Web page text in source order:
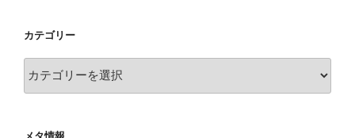
カテゴリー
テ